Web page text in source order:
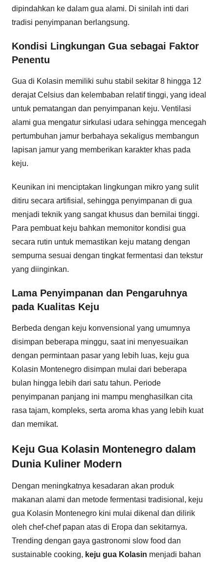
dipindahkan ke dalam gua alami. Di sinilah inti dari
tradisi penyimpanan berlangsung.
Kondisi Lingkungan Gua sebagai Faktor
Penentu
Gua di Kolasin memiliki suhu stabil sekitar 8 hingga 12
derajat Celsius dan kelembaban relatif tinggi, yang ideal
untuk pematangan dan penyimpanan keju. Ventilasi
alami gua mengatur sirkulasi udara sehingga mencegah
pertumbuhan jamur berbahaya sekaligus membangun
lapisan jamur yang memberikan karakter khas pada
keju.
Keunikan ini menciptakan lingkungan mikro yang sulit
ditiru secara artifisial, sehingga penyimpanan di gua
menjadi teknik yang sangat khusus dan bernilai tinggi.
Para pembuat keju bahkan memonitor kondisi gua
secara rutin untuk memastikan keju matang dengan
sempurna sesuai dengan tingkat fermentasi dan tekstur
yang diinginkan.
Lama Penyimpanan dan Pengaruhnya
pada Kualitas Keju
Berbeda dengan keju konvensional yang umumnya
disimpan beberapa minggu, saat ini menyesuaikan
dengan permintaan pasar yang lebih luas, keju gua
Kolasin Montenegro disimpan mulai dari beberapa
bulan hingga lebih dari satu tahun. Periode
penyimpanan panjang ini mampu menghasilkan cita
rasa tajam, kompleks, serta aroma khas yang lebih kuat
dan memikat.
Keju Gua Kolasin Montenegro dalam
Dunia Kuliner Modern
Dengan meningkatnya kesadaran akan produk
makanan alami dan metode fermentasi tradisional, keju
gua Kolasin Montenegro kini mulai dikenal dan dilirik
oleh chef-chef papan atas di Eropa dan sekitarnya.
Trending dengan gaya gastronomi slow food dan
sustainable cooking, keju gua Kolasin menjadi bahan